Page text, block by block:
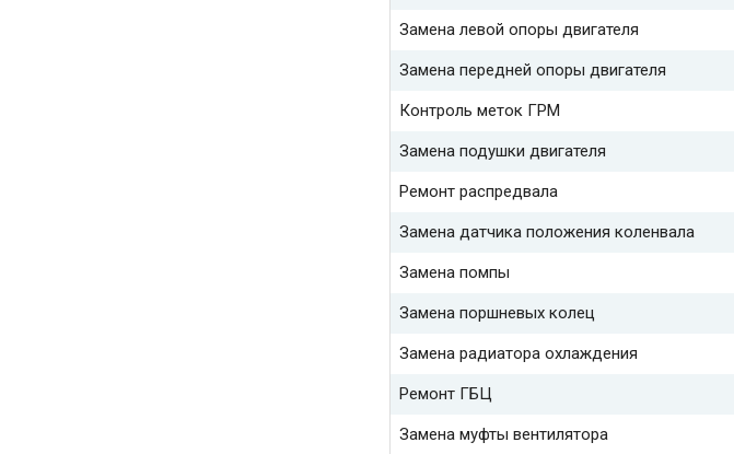
Замена левой опоры двигателя
Замена передней опоры двигателя
Контроль меток ГРМ
Замена подушки двигателя
Ремонт распредвала
Замена датчика положения коленвала
Замена помпы
Замена поршневых колец
Замена радиатора охлаждения
Ремонт ГБЦ
Замена муфты вентилятора